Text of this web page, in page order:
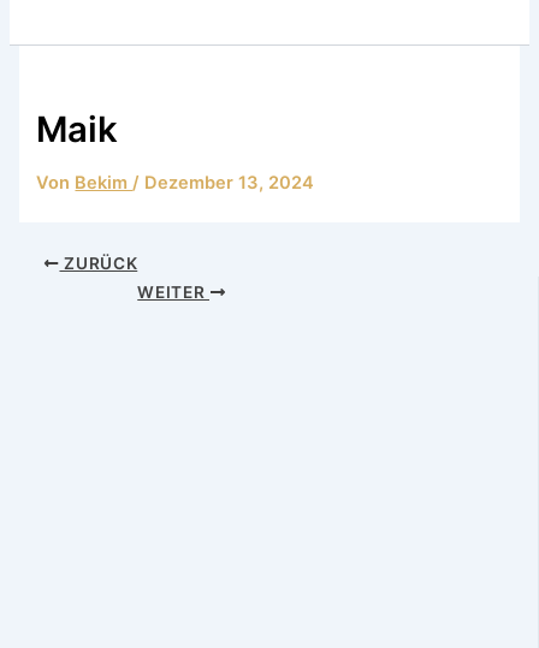
Maik
Von Bekim/ Dezember 13, 2024
ZURÜCK
WEITER